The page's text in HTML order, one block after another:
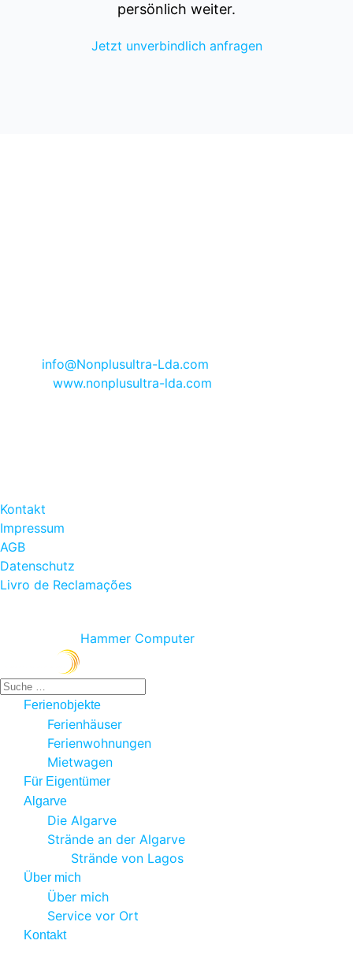
persönlich weiter.
Jetzt unverbindlich anfragen
info@Nonplusultra-Lda.com
www.nonplusultra-lda.com
Kontakt
Impressum
AGB
Datenschutz
Livro de Reclamações
Hammer Computer
Suchen
Ferienobjekte
Ferienhäuser
Ferienwohnungen
Mietwagen
Für Eigentümer
Algarve
Die Algarve
Strände an der Algarve
Strände von Lagos
Über mich
Über mich
Service vor Ort
Kontakt